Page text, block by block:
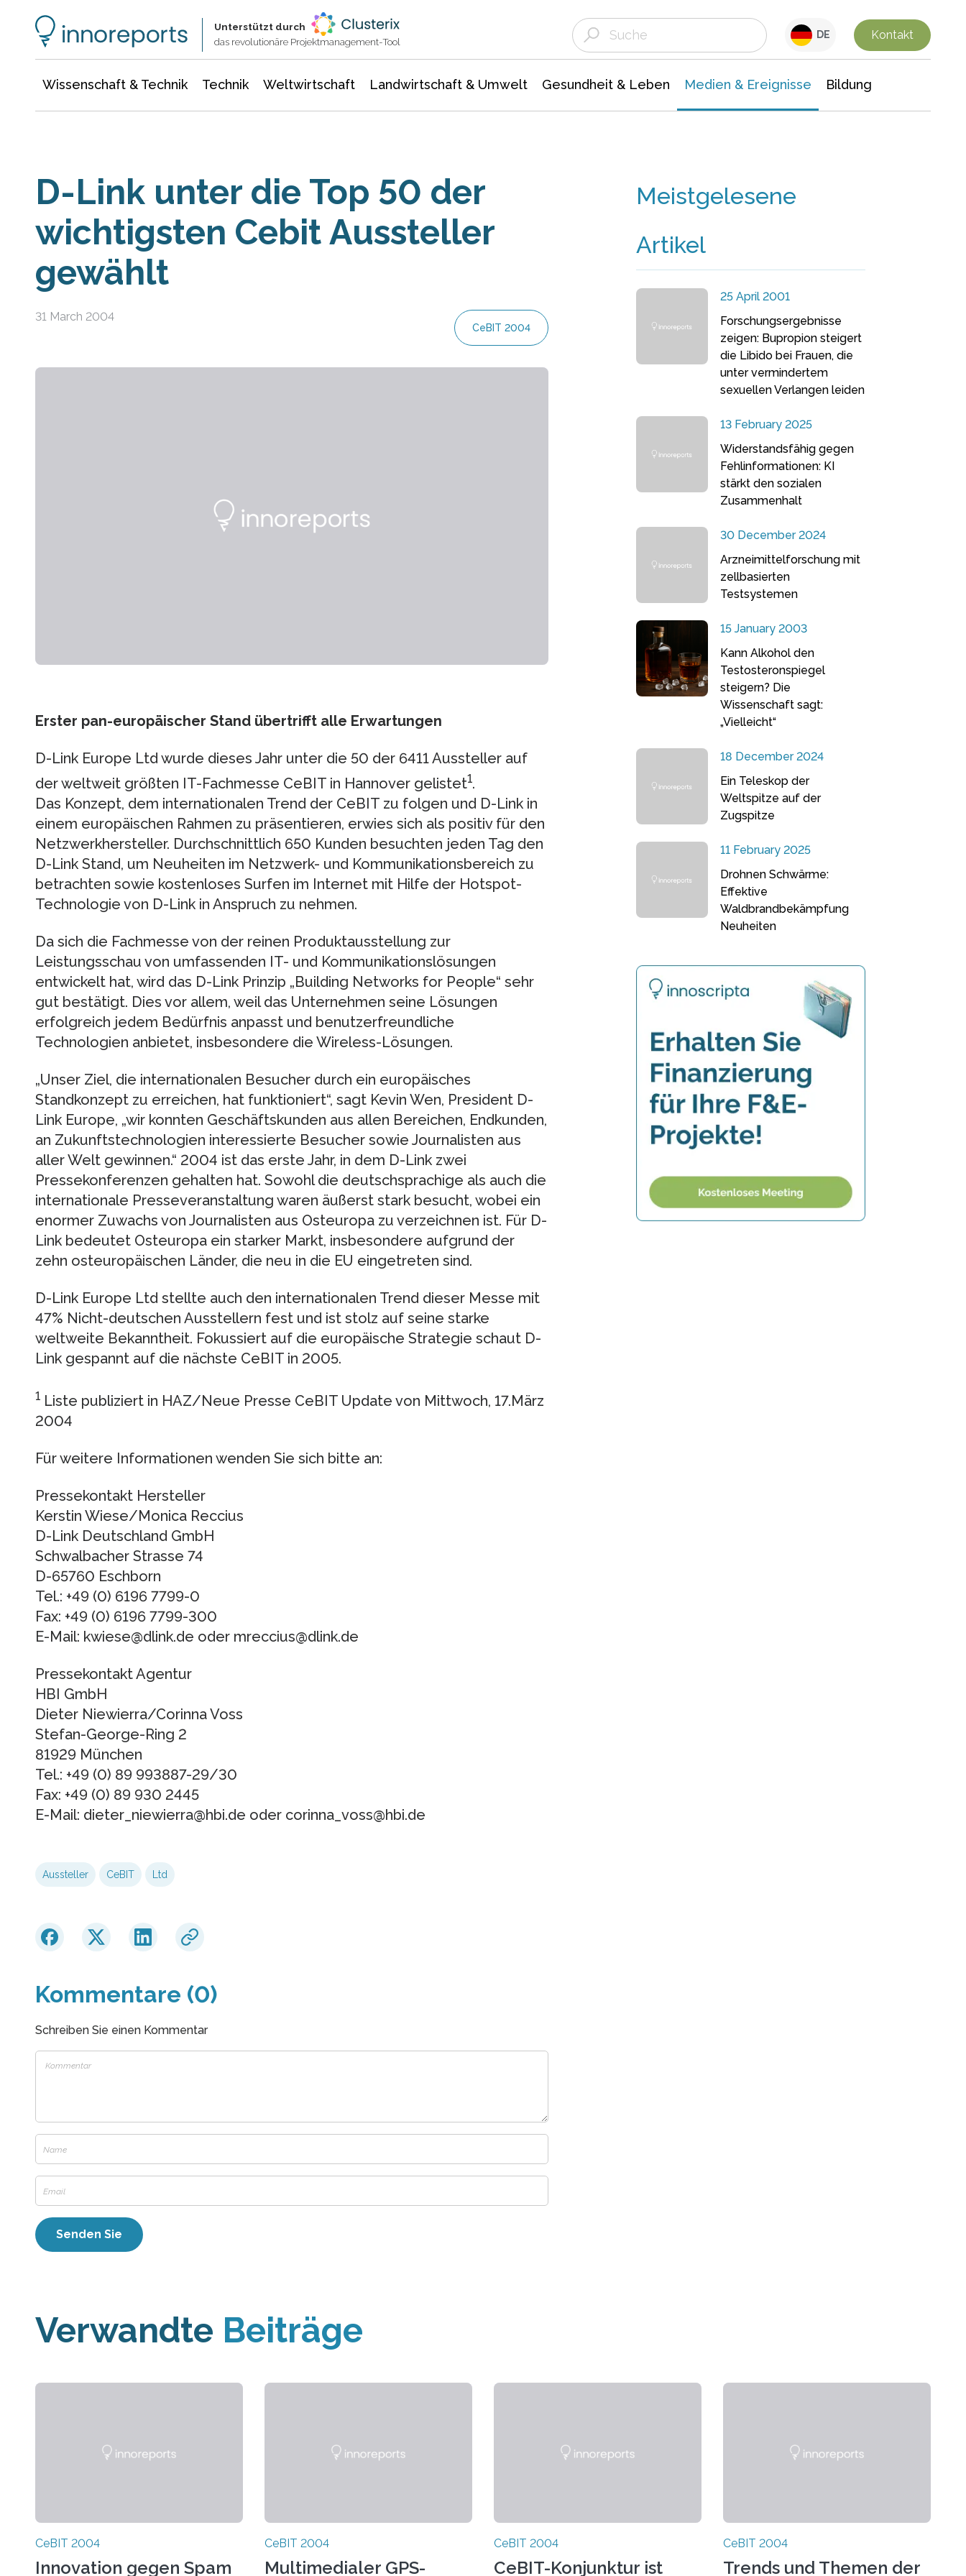
Unterstützt durch
das revolutionäre Projektmanagement-Tool
DE Kontakt
Wissenschaft & Technik Technik Weltwirtschaft Landwirtschaft & Umwelt Gesundheit & Leben Medien & Ereignisse Bildung
D-Link unter die Top 50 der
wichtigsten Cebit Aussteller
gewählt
31 March 2004
CeBIT 2004
Erster pan-europäischer Stand übertrifft alle Erwartungen
D-Link Europe Ltd wurde dieses Jahr unter die 50 der 6411 Aussteller auf
der weltweit größten IT-Fachmesse CeBIT in Hannover gelistet1.
Das Konzept, dem internationalen Trend der CeBIT zu folgen und D-Link in
einem europäischen Rahmen zu präsentieren, erwies sich als positiv für den
Netzwerkhersteller. Durchschnittlich 650 Kunden besuchten jeden Tag den
D-Link Stand, um Neuheiten im Netzwerk- und Kommunikationsbereich zu
betrachten sowie kostenloses Surfen im Internet mit Hilfe der Hotspot-
Technologie von D-Link in Anspruch zu nehmen.
Da sich die Fachmesse von der reinen Produktausstellung zur
Leistungsschau von umfassenden IT- und Kommunikationslösungen
entwickelt hat, wird das D-Link Prinzip „Building Networks for People“ sehr
gut bestätigt. Dies vor allem, weil das Unternehmen seine Lösungen
erfolgreich jedem Bedürfnis anpasst und benutzerfreundliche
Technologien anbietet, insbesondere die Wireless-Lösungen.
„Unser Ziel, die internationalen Besucher durch ein europäisches
Standkonzept zu erreichen, hat funktioniert“, sagt Kevin Wen, President D-
Link Europe, „wir konnten Geschäftskunden aus allen Bereichen, Endkunden,
an Zukunftstechnologien interessierte Besucher sowie Journalisten aus
aller Welt gewinnen.“ 2004 ist das erste Jahr, in dem D-Link zwei
Pressekonferenzen gehalten hat. Sowohl die deutschsprachige als auch die
internationale Presseveranstaltung waren äußerst stark besucht, wobei ein
enormer Zuwachs von Journalisten aus Osteuropa zu verzeichnen ist. Für D-
Link bedeutet Osteuropa ein starker Markt, insbesondere aufgrund der
zehn osteuropäischen Länder, die neu in die EU eingetreten sind.
D-Link Europe Ltd stellte auch den internationalen Trend dieser Messe mit
47% Nicht-deutschen Ausstellern fest und ist stolz auf seine starke
weltweite Bekanntheit. Fokussiert auf die europäische Strategie schaut D-
Link gespannt auf die nächste CeBIT in 2005.
1Liste publiziert in HAZ/Neue Presse CeBIT Update von Mittwoch, 17.März
2004
Für weitere Informationen wenden Sie sich bitte an:
Pressekontakt Hersteller
Kerstin Wiese/Monica Reccius
D-Link Deutschland GmbH
Schwalbacher Strasse 74
D-65760 Eschborn
Tel.: +49 (0) 6196 7799-0
Fax: +49 (0) 6196 7799-300
E-Mail: kwiese@dlink.de oder mreccius@dlink.de
Pressekontakt Agentur
HBI GmbH
Dieter Niewierra/Corinna Voss
Stefan-George-Ring 2
81929 München
Tel.: +49 (0) 89 993887-29/30
Fax: +49 (0) 89 930 2445
E-Mail: dieter_niewierra@hbi.de oder corinna_voss@hbi.de
Aussteller CeBIT Ltd
Kommentare (0)
Schreiben Sie einen Kommentar
Meistgelesene
Artikel
25 April 2001
Forschungsergebnisse
zeigen: Bupropion steigert
die Libido bei Frauen, die
unter vermindertem
sexuellen Verlangen leiden
13 February 2025
Widerstandsfähig gegen
Fehlinformationen: KI
stärkt den sozialen
Zusammenhalt
30 December 2024
Arzneimittelforschung mit
zellbasierten
Testsystemen
15 January 2003
Kann Alkohol den
Testosteronspiegel
steigern? Die
Wissenschaft sagt:
„Vielleicht“
18 December 2024
Ein Teleskop der
Weltspitze auf der
Zugspitze
11 February 2025
Drohnen Schwärme:
Effektive
Waldbrandbekämpfung
Neuheiten
Verwandte Beiträge
CeBIT 2004
Innovation gegen Spam
CeBIT 2004
Multimedialer GPS-
CeBIT 2004
CeBIT-Konjunktur ist
CeBIT 2004
Trends und Themen der